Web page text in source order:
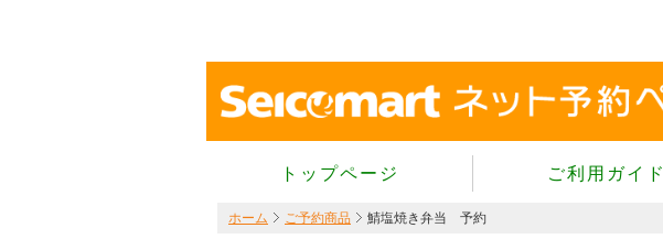
トップページ ご利用ガイド
当サイトについて
ホーム ご予約商品 鯖塩焼き弁当 予約